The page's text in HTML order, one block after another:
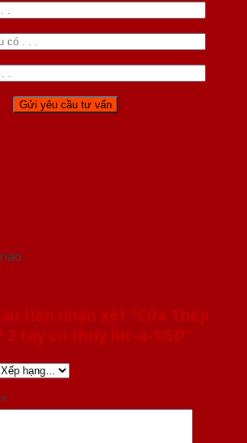
tiên nhận xét “Cửa Thép
2 tay co thuy luc-a-SGD”
*